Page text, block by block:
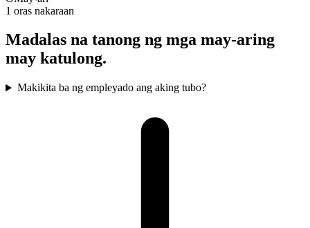
1 oras nakaraan
Madalas na tanong ng mga may-aring
may katulong.
Makikita ba ng empleyado ang aking tubo?